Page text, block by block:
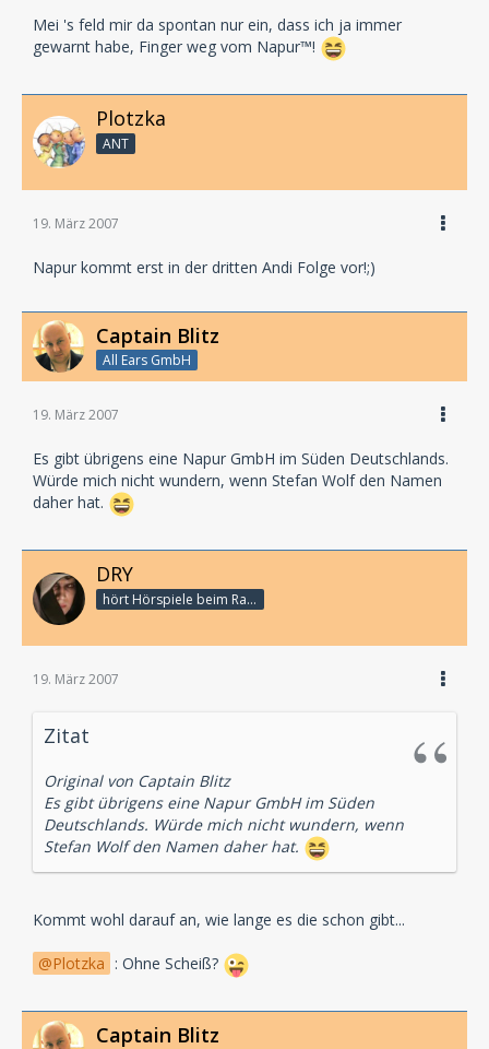
Mei 's feld mir da spontan nur ein, dass ich ja immer
gewarnt habe, Finger weg vom Napur™!
Plotzka
ANT
19. März 2007
Napur kommt erst in der dritten Andi Folge vor!;)
Captain Blitz
All Ears GmbH
19. März 2007
Es gibt übrigens eine Napur GmbH im Süden Deutschlands.
Würde mich nicht wundern, wenn Stefan Wolf den Namen
daher hat.
DRY
hört Hörspiele beim Rasenmähen
19. März 2007
Zitat
Original von Captain Blitz
Es gibt übrigens eine Napur GmbH im Süden
Deutschlands. Würde mich nicht wundern, wenn
Stefan Wolf den Namen daher hat.
Kommt wohl darauf an, wie lange es die schon gibt...
Plotzka : Ohne Scheiß?
Captain Blitz